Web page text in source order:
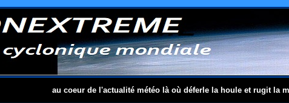
au coeur de l'actualité météo là où déferle la houle et rugit la